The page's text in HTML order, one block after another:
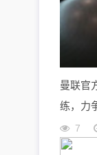
曼联官
练，力
7